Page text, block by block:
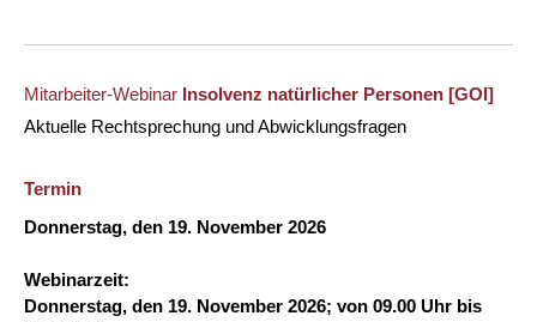
Mitarbeiter-Webinar Insolvenz natürlicher Personen [GOI]
Aktuelle Rechtsprechung und Abwicklungsfragen
Termin
Donnerstag, den 19. November 2026
Webinarzeit:
Donnerstag, den 19. November 2026; von 09.00 Uhr bis